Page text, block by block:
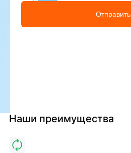
Отправить
Наши преимущества